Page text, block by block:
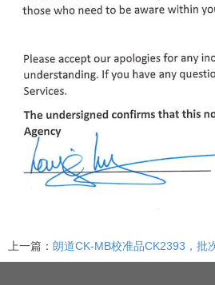
上一篇： 朗道CK-MB校准品CK2393，批